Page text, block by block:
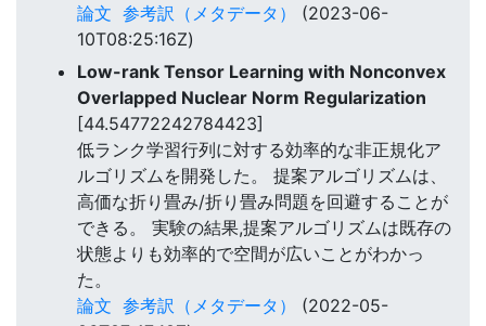
論文 参考訳（メタデータ）
(2023-06-
10T08:25:16Z)
Low-rank Tensor Learning with Nonconvex
Overlapped Nuclear Norm Regularization
[44.54772242784423]
低ランク学習行列に対する効率的な非正規化ア
ルゴリズムを開発した。 提案アルゴリズムは、
高価な折り畳み/折り畳み問題を回避することが
できる。 実験の結果,提案アルゴリズムは既存の
状態よりも効率的で空間が広いことがわかっ
た。
論文 参考訳（メタデータ）
(2022-05-